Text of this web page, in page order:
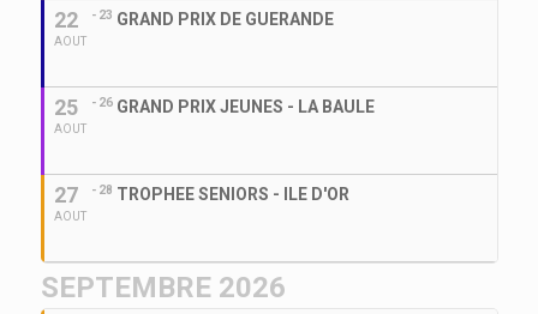
22
AOUT
- 23 GRAND PRIX DE GUERANDE
25
AOUT
- 26 GRAND PRIX JEUNES - LA BAULE
27
AOUT
- 28 TROPHEE SENIORS - ILE D'OR
SEPTEMBRE 2026